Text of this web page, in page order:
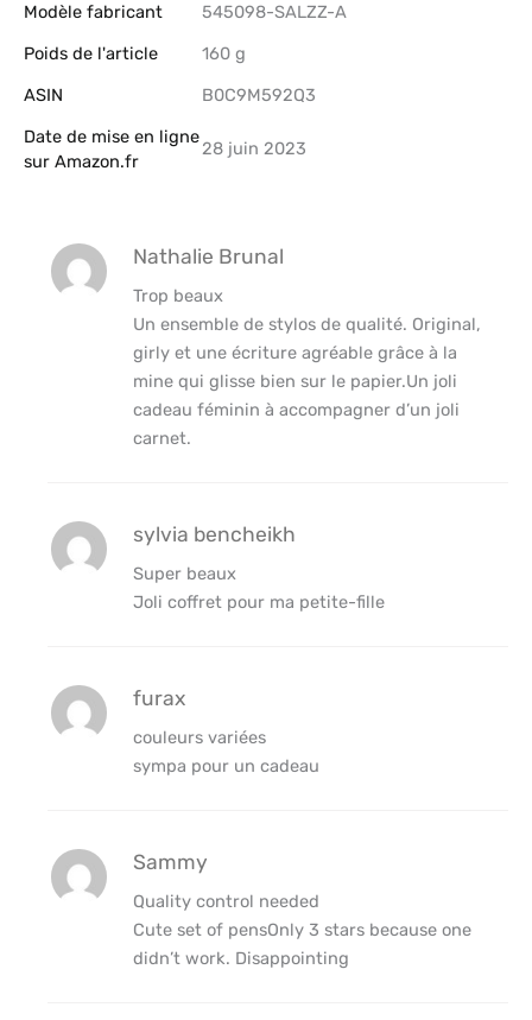
Modèle fabricant
‎545098-SALZZ-A
Poids de l'article
‎160 g
ASIN
B0C9M592Q3
Date de mise en ligne
sur Amazon.fr
28 juin 2023
Nathalie Brunal
Trop beaux
Un ensemble de stylos de qualité. Original,
girly et une écriture agréable grâce à la
mine qui glisse bien sur le papier.Un joli
cadeau féminin à accompagner d’un joli
carnet.
sylvia bencheikh
Super beaux
Joli coffret pour ma petite-fille
furax
couleurs variées
sympa pour un cadeau
Sammy
Quality control needed
Cute set of pensOnly 3 stars because one
didn’t work. Disappointing